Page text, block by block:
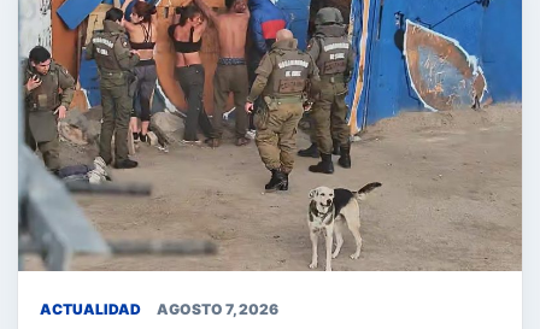
ACTUALIDAD AGOSTO 7, 2026